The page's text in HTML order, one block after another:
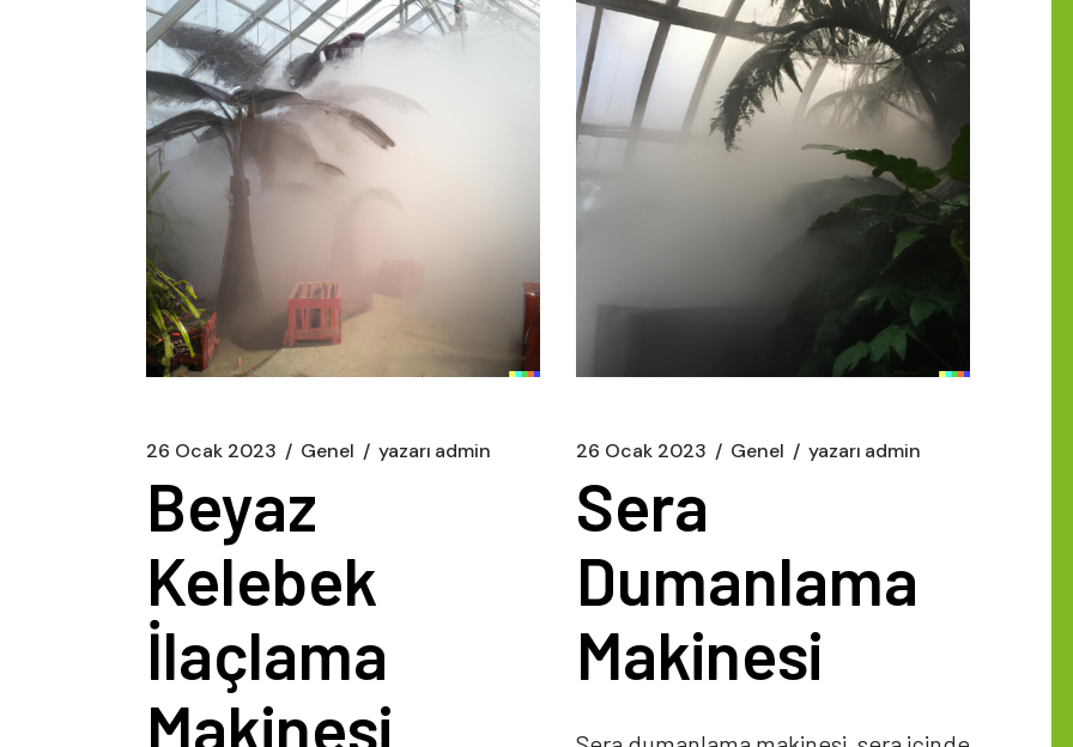
26 Ocak 2023 Genel yazarı admin
Beyaz
Kelebek
İlaçlama
Makinesi
26 Ocak 2023 Genel yazarı admin
Sera
Dumanlama
Makinesi